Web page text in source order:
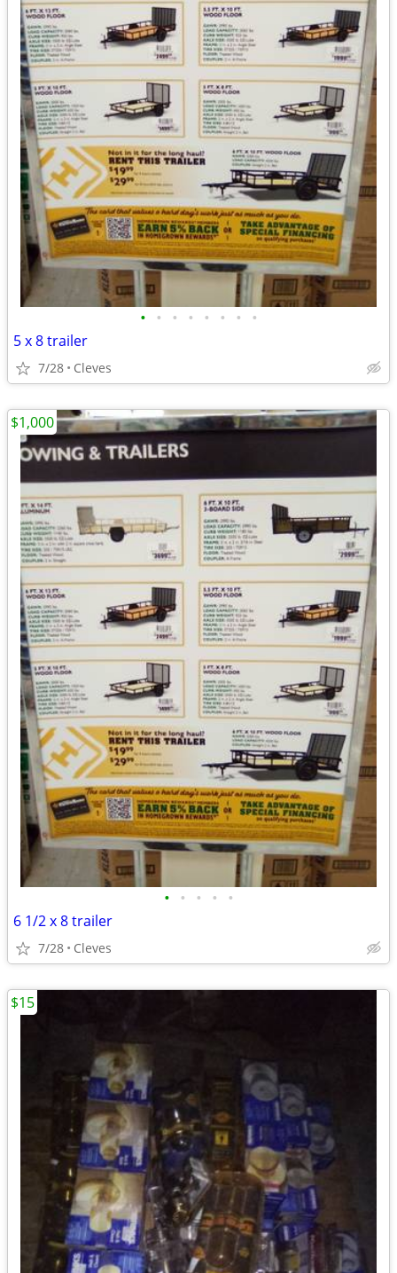
• • • • • • • •
5 x 8 trailer
7/28 Cleves
• • • • •
6 1/2 x 8 trailer
7/28 Cleves
$1,000
$15